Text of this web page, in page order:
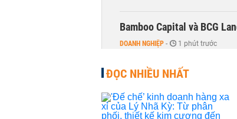
Bamboo Capital và BCG
DOANH NGHIỆP - 1 phút trước
ĐỌC NHIỀU NHẤT